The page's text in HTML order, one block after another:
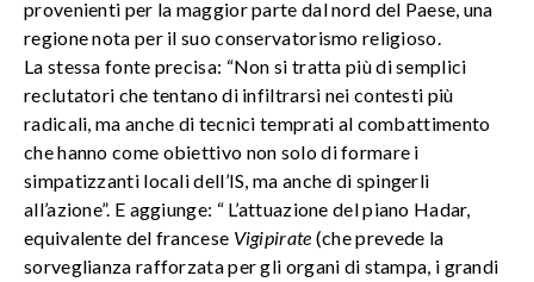
provenienti per la maggior parte dal nord del Paese, una
regione nota per il suo conservatorismo religioso.
La stessa fonte precisa: “Non si tratta più di semplici
reclutatori che tentano di infiltrarsi nei contesti più
radicali, ma anche di tecnici temprati al combattimento
che hanno come obiettivo non solo di formare i
simpatizzanti locali dell’IS, ma anche di spingerli
all’azione”. E aggiunge: “ L’attuazione del piano Hadar,
equivalente del francese Vigipirate (che prevede la
sorveglianza rafforzata per gli organi di stampa, i grandi